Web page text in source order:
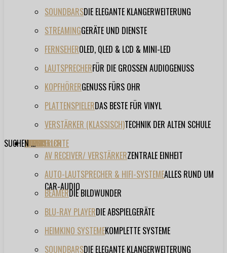
SOUNDBARSDIE ELEGANTE KLANGERWEITERUNG
STREAMINGGERÄTE UND DIENSTE
FERNSEHEROLED, QLED & LCD & MINI-LED
LAUTSPRECHERFÜR DIE GROSSEN AUDIOGENUSS
KOPFHÖRERGENUSS FÜRS OHR
PLATTENSPIELERDAS BESTE FÜR VINYL
VERSTÄRKER (KLASSISCH)TECHNIK DER ALTEN SCHULE
TESTBERICHTE
AV RECEIVER/ VERSTÄRKERZENTRALE EINHEIT
AUTO-LAUTSPRECHER & HIFI-SYSTEMEALLES RUND UM
CAR-AUDIO
BEAMERDIE BILDWUNDER
BLU-RAY PLAYERDIE ABSPIELGERÄTE
HEIMKINO SYSTEMEKOMPLETTE SYSTEME
SOUNDBARSDIE ELEGANTE KLANGERWEITERUNG
FORUM
FILME
VIDEOS
HERSTELLER
EVENT
SUCHEN ...